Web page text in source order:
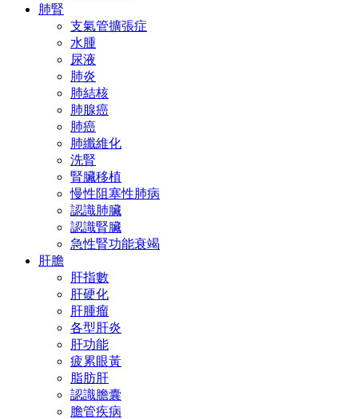
肺腎
支氣管擴張症
水腫
尿液
肺炎
肺結核
肺腺癌
肺癌
肺纖維化
洗腎
腎臟移植
慢性阻塞性肺病
認識肺臟
認識腎臟
急性腎功能衰竭
肝膽
肝指數
肝硬化
肝腫瘤
各型肝炎
肝功能
疲累眼黃
脂肪肝
認識膽囊
膽管疾病